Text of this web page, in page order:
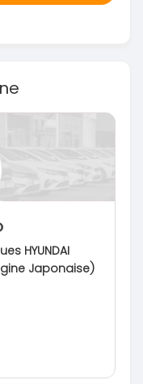
HYUNDAI
Japonaise)